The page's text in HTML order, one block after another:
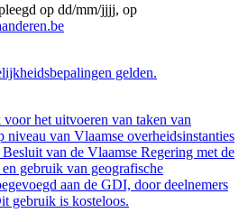
op dd/mm/jjjj, op
gelden.
het uitvoeren van taken van
niveau van Vlaamse overheidsinstanties
van de Vlaamse Regering met de
gebruik van geografische
aan de GDI, door deelnemers
gebruik is kosteloos.